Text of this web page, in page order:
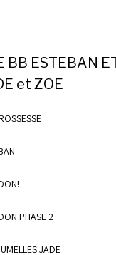
BB ESTEBAN
et ZOE
PHASE 2
JADE